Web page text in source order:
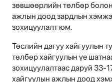
зөвшөөрлийн төлбөр
ажлын доод зардлын
зохицуулалт юм.
Төслийн дагуу хайгуулын
төлбөр хайгуулын үе
зохицуулалтаас даруй 33-
хайгуулын ажлын доод